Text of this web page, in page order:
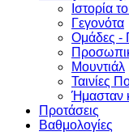
Ιστορία
Γεγονότα
Ομάδες -
Μουντιάλ
Ταινίες
Ήμασταν
Προτάσεις
Βαθμολογίες